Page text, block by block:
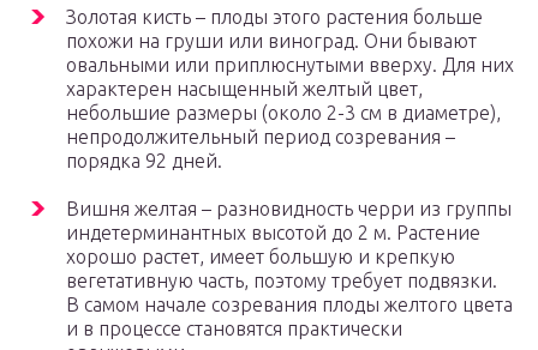
Золотая кисть – плоды этого растения больше
похожи на груши или виноград. Они бывают
овальными или приплюснутыми вверху. Для них
характерен насыщенный желтый цвет,
небольшие размеры (около 2-3 см в диаметре),
непродолжительный период созревания –
порядка 92 дней.
Вишня желтая – разновидность черри из группы
индетерминантных высотой до 2 м. Растение
хорошо растет, имеет большую и крепкую
вегетативную часть, поэтому требует подвязки.
В самом начале созревания плоды желтого цвета
и в процессе становятся практически